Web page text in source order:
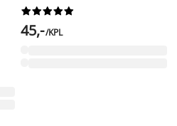






45,-/KPL